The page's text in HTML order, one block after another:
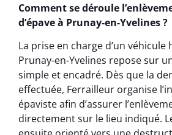
Comment se déroule
d’épave à Prunay-en-Yvelines ?
La prise en charge d’un véhicule
Prunay-en-Yvelines repose sur
simple et encadré. Dès que la
effectuée, Ferrailleur organise
épaviste afin d’assurer
directement sur le lieu indiqué.